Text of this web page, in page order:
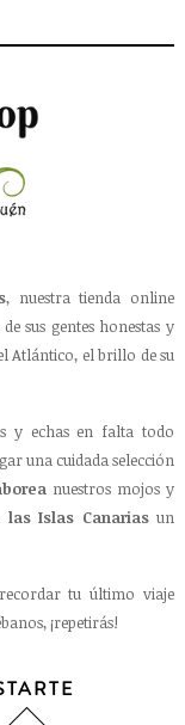
, nuestra tienda online
sus gentes honestas y
Atlántico, el brillo de su
y echas en falta todo
una cuidada selección
nuestros mojos y
las Islas Canariasun
tu último viaje
¡repetirás!